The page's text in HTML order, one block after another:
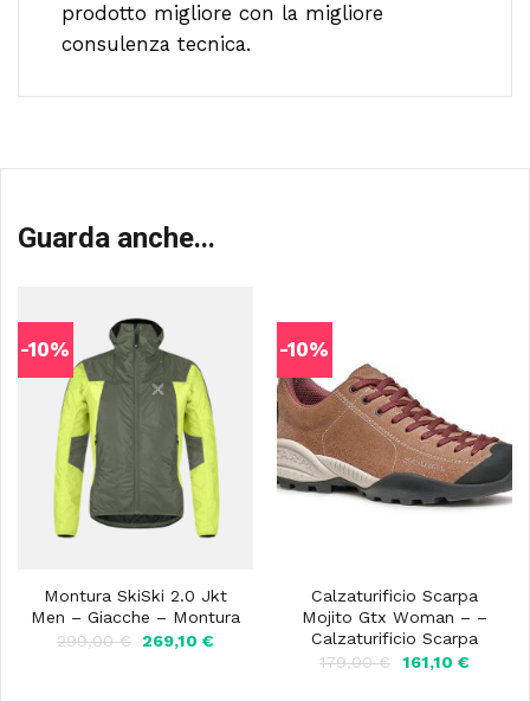
prodotto migliore con la migliore
consulenza tecnica.
Guarda anche...
-10%
Montura SkiSki 2.0 Jkt
Men – Giacche – Montura
299,00€
Il
prezzo
269,10€Il
-10%
Calzaturificio Scarpa
Mojito Gtx Woman – –
Calzaturificio Scarpa
179,00€
Il
prezzo
161,10 €Il